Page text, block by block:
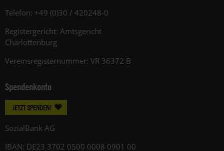
Telefon: +49 (0)30 / 420248-0
Registergericht: Amtsgericht
Charlottenburg
Vereinsregisternummer: VR 36372 B
Spendenkonto
JETZT SPENDEN!
SozialBank AG
IBAN: DE23 3702 0500 0008 0901 00